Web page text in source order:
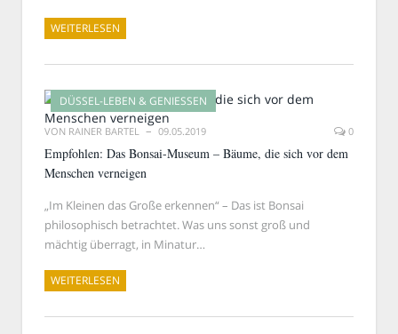
WEITERLESEN
DÜSSEL-LEBEN & GENIESSEN
VON RAINER BARTEL 09.05.2019 0
Empfohlen: Das Bonsai-Museum – Bäume, die sich vor dem
Menschen verneigen
„Im Kleinen das Große erkennen“ – Das ist Bonsai
philosophisch betrachtet. Was uns sonst groß und
mächtig überragt, in Minatur…
WEITERLESEN